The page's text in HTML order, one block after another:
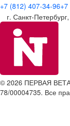
+7 (812) 407-34-96
г. Санкт-
© 2026 ПЕРВАЯ
78/00004735. Все